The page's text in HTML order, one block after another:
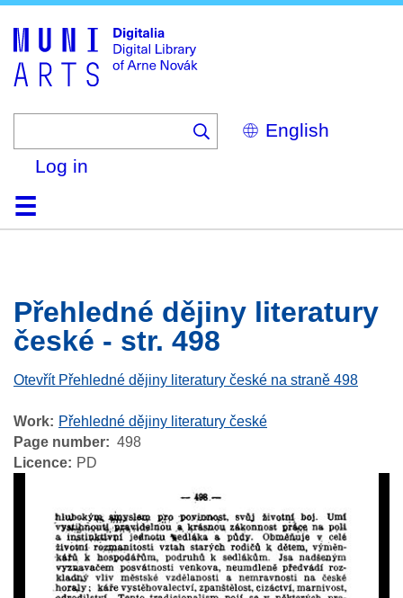
Select
your
Log in
HomeBrowse
Search
About
HelpContactDigitalia
Přehledné dějiny literatury
české - str. 498
Otevřít Přehledné dějiny literatury české na straně 498
Work
Přehledné dějiny literatury české
Page number
498
Licence
PD